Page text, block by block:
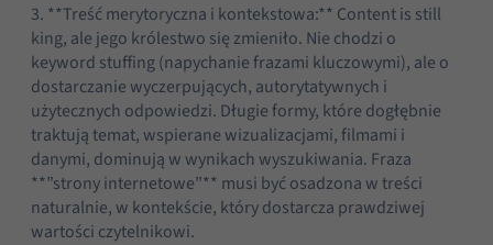
3. **Treść merytoryczna i kontekstowa:** Content is still
king, ale jego królestwo się zmieniło. Nie chodzi o
keyword stuffing (napychanie frazami kluczowymi), ale o
dostarczanie wyczerpujących, autorytatywnych i
użytecznych odpowiedzi. Długie formy, które dogłębnie
traktują temat, wspierane wizualizacjami, filmami i
danymi, dominują w wynikach wyszukiwania. Fraza
**”strony internetowe”** musi być osadzona w treści
naturalnie, w kontekście, który dostarcza prawdziwej
wartości czytelnikowi.